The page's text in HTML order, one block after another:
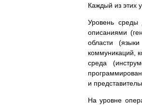
Каждый из этих
Уровень среды
описаниями
области
коммуникаций,
среда
и
На уровне